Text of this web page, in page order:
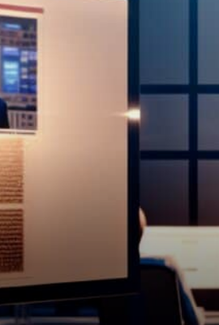
La plus faible
des frais depuis